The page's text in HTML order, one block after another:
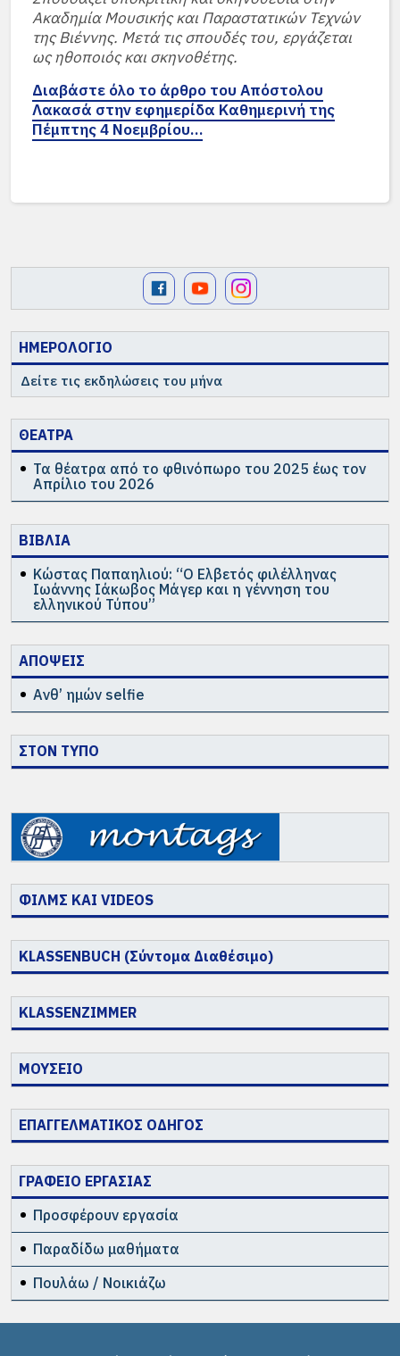
ΗΜΕΡΟΛΟΓΙΟ
Δείτε τις εκδηλώσεις του μήνα
ΘΕΑΤΡΑ
Τα θέατρα από το φθινόπωρο του 2025 έως τον
Απρίλιο του 2026
ΒΙΒΛΙΑ
Κώστας Παπαηλιού: “Ο Ελβετός φιλέλληνας
Ιωάννης Ιάκωβος Μάγερ και η γέννηση του
ελληνικού Τύπου”
ΑΠΟΨΕΙΣ
Ανθ’ ημών selfie
ΣΤΟΝ ΤΥΠΟ
Ακαδημία Μουσικής και Παραστατικών Τεχνών
της Βιέννης. Μετά τις σπουδές του, εργάζεται
ως ηθοποιός και σκηνοθέτης.
Διαβάστε όλο το άρθρο του Απόστολου
Λακασά στην εφημερίδα Καθημερινή της
Πέμπτης 4 Νοεμβρίου…
ΦΙΛΜΣ ΚΑΙ VIDEOS
KLASSENBUCH (Σύντομα Διαθέσιμο)
KLASSENZIMMER
ΜΟΥΣΕΙΟ
ΕΠΑΓΓΕΛΜΑΤΙΚΟΣ ΟΔΗΓΟΣ
ΓΡΑΦΕΙΟ ΕΡΓΑΣΙΑΣ
Προσφέρουν εργασία
Παραδίδω μαθήματα
Πουλάω / Νοικιάζω